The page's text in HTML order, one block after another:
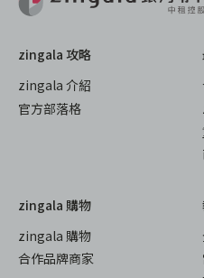
zingala 攻略
zingala 介紹
官方部落格
zingala 購物
zingala 購物
合作品牌商家